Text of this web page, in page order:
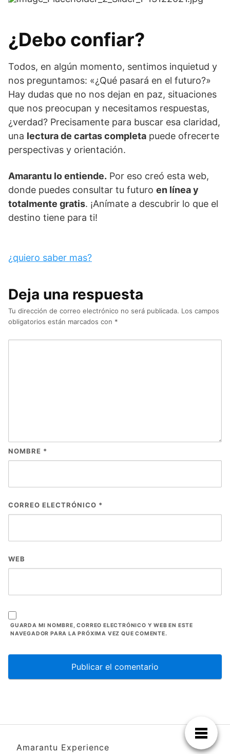
¿Debo confiar?
Todos, en algún momento, sentimos inquietud y
nos preguntamos: «¿Qué pasará en el futuro?»
Hay dudas que no nos dejan en paz, situaciones
que nos preocupan y necesitamos respuestas,
¿verdad? Precisamente para buscar esa claridad,
una lectura de cartas completa puede ofrecerte
perspectivas y orientación.
Amarantu lo entiende. Por eso creó esta web,
donde puedes consultar tu futuro en línea y
totalmente gratis. ¡Anímate a descubrir lo que el
destino tiene para ti!
¿quiero saber mas?
Deja una respuesta
Tu dirección de correo electrónico no será publicada. Los campos
obligatorios están marcados con *
NOMBRE *
CORREO ELECTRÓNICO *
WEB
GUARDA MI NOMBRE, CORREO ELECTRÓNICO Y WEB EN ESTE
NAVEGADOR PARA LA PRÓXIMA VEZ QUE COMENTE.
Amarantu Experience